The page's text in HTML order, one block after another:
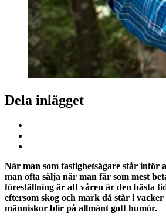
Dela inlägget
När man som fastighetsägare står inför
man ofta sälja när man får som mest
föreställning är att våren är den bästa
eftersom skog och mark då står i
människor blir på allmänt gott humör.